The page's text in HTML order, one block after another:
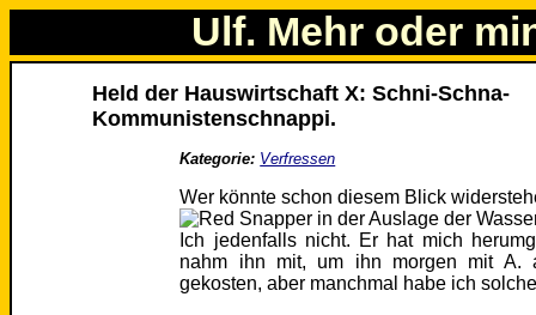
Ulf. Mehr oder
Held der Hauswirtschaft X: Schni-Schna-
Kommunistenschnappi.
Kategorie: Verfressen
Wer könnte schon diesem Blick
Ich jedenfalls nicht. Er hat mich
nahm ihn mit, um ihn morgen mit A.
gekosten, aber manchmal habe ich